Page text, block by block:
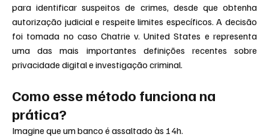
para identificar suspeitos de crimes, desde que obtenha
autorização judicial e respeite limites específicos. A decisão
foi tomada no caso Chatrie v. United States e representa
uma das mais importantes definições recentes sobre
privacidade digital e investigação criminal.
Como esse método funciona na
prática?
Imagine que um banco é assaltado às 14h.